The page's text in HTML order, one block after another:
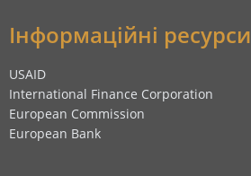
Інформаційні ресурси
USAID
International Finance Corporation
European Commission
European Bank